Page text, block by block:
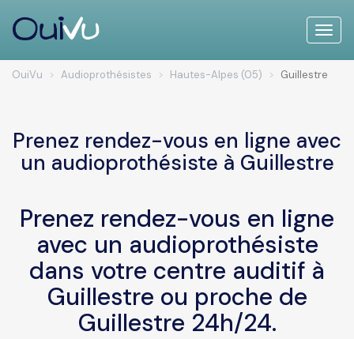
Toggle
OuiVu Audioprothésistes Hautes-Alpes (05) Guillestre
Prenez rendez-vous en ligne avec
un audioprothésiste à Guillestre
Prenez rendez-vous en ligne
avec un audioprothésiste
dans votre centre auditif à
Guillestre ou proche de
Guillestre 24h/24.